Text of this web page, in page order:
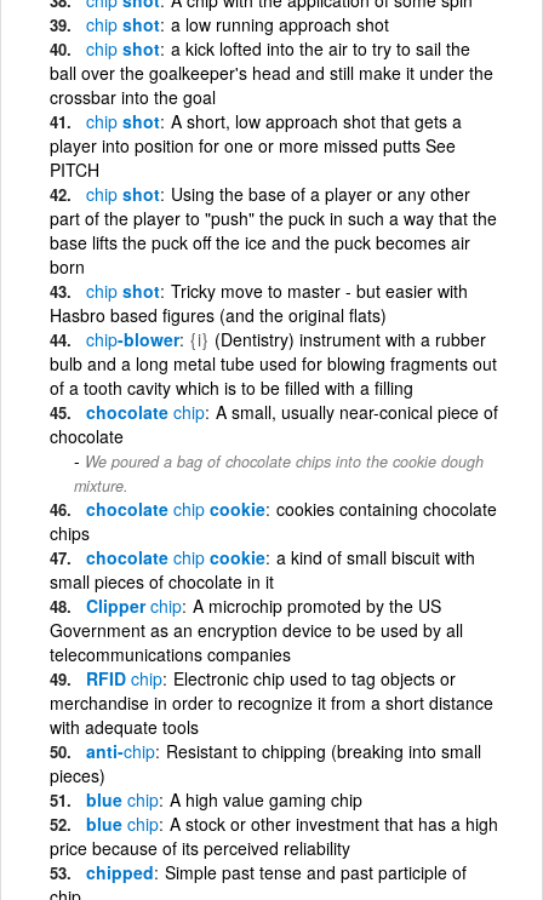
chip shot a low running approach shot
chip shot a kick lofted into the air to try to sail the
ball over the goalkeeper's head and still make it under the
crossbar into the goal
chip shot A short, low approach shot that gets a
player into position for one or more missed putts See
PITCH
chip shot Using the base of a player or any other
part of the player to "push" the puck in such a way that the
base lifts the puck off the ice and the puck becomes air
born
chip shot Tricky move to master - but easier with
Hasbro based figures (and the original flats)
chip-blower {i} (Dentistry) instrument with a rubber
bulb and a long metal tube used for blowing fragments out
of a tooth cavity which is to be filled with a filling
chocolate chip A small, usually near-conical piece of
chocolate
We poured a bag of chocolate chips into the cookie dough
mixture.
chocolate chip cookie cookies containing chocolate
chips
chocolate chip cookie a kind of small biscuit with
small pieces of chocolate in it
Clipperchip A microchip promoted by the US
Government as an encryption device to be used by all
telecommunications companies
RFID chip Electronic chip used to tag objects or
merchandise in order to recognize it from a short distance
with adequate tools
anti-chip Resistant to chipping (breaking into small
pieces)
blue chip A high value gaming chip
blue chip A stock or other investment that has a high
price because of its perceived reliability
chipped Simple past tense and past participle of